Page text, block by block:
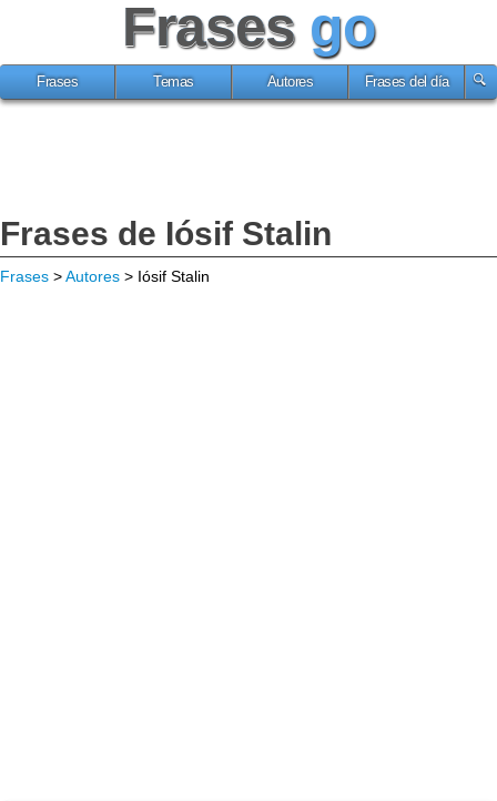
Frases go
Frases Temas Autores Frases del día
Frases de Iósif Stalin
Frases >Autores > Iósif Stalin